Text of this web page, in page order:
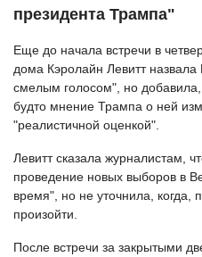
президента Трампа"
Еще до начала встречи в
дома Кэролайн Левитт
смелым голосом", но добавила,
будто мнение Трампа о ней
"реалистичной оценкой".
Левитт сказала журналистам,
проведение новых выборов в
время", но не уточнила, когда,
произойти.
После встречи за закрытыми